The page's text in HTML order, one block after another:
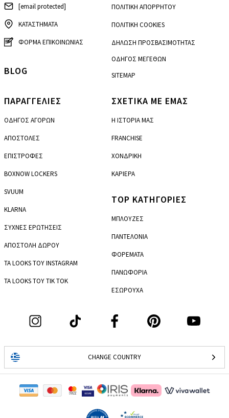
[email protected]
ΚΑΤΑΣΤΗΜΑΤΑ
ΦΟΡΜΑ ΕΠΙΚΟΙΝΩΝΙΑΣ
ΠΑΡΑΓΓΕΛΙΕΣ
ΟΔΗΓΟΣ ΑΓΟΡΩΝ
ΑΠΟΣΤΟΛΕΣ
ΕΠΙΣΤΡΟΦΕΣ
BOXNOW LOCKERS
SVUUM
KLARNA
ΣΥΧΝΕΣ ΕΡΩΤΗΣΕΙΣ
ΑΠΟΣΤΟΛΗ ΔΩΡΟΥ
ΤΑ LOOKS ΤΟΥ INSTAGRAM
ΤΑ LOOKS ΤΟΥ TIK TOK
ΠΟΛΙΤΙΚΗ ΑΠΟΡΡΗΤΟΥ
ΠΟΛΙΤΙΚΗ COOKIES
ΔΗΛΩΣΗ ΠΡΟΣΒΑΣΙΜΟΤΗΤΑΣ
ΟΔΗΓΟΣ ΜΕΓΕΘΩΝ
SITEMAP
ΣΧΕΤΙΚΑ ΜΕ ΕΜΑΣ
Η ΙΣΤΟΡΙΑ ΜΑΣ
FRANCHISE
ΧΟΝΔΡΙΚΗ
ΚΑΡΙΕΡΑ
CHANGE COUNTRY
TOP ΚΑΤΗΓΟΡΙΕΣ
ΜΠΛΟΥΖΕΣ
ΠΑΝΤΕΛΟΝΙΑ
ΦΟΡΕΜΑΤΑ
ΠΑΝΩΦΟΡΙΑ
ΕΣΩΡΟΥΧΑ
BLOG